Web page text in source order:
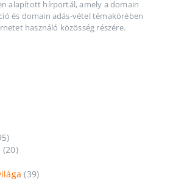
alapított hírportál, amely a domain
és domain adás-vétel témakörében
használó közösség részére.
(20)
(39)